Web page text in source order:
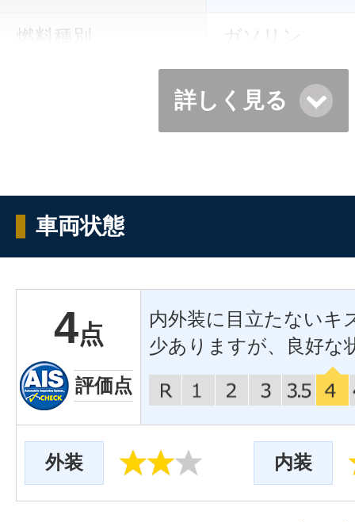
燃料種別 ガソリン
詳しく見る
車両状態
4点
評価点
内外装に目立たないキ
少ありますが、良好な
外装 内装